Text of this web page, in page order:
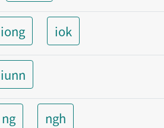
iong iok
iunn
ng ngh